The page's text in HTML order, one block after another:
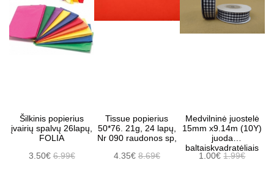
Šilkinis popierius
įvairių spalvų 26lapų,
FOLIA
3.50€6.99€
Tissue popierius
50*76. 21g, 24 lapų,
Nr 090 raudonos sp,
4.35€ 8.69€
Medvilninė juostelė
15mm x9.14m (10Y)
juoda
baltaiskvadratėliais
1.00€1.99€